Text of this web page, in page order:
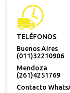
TELÉFONOS
Buenos Aires
(011)32210906
Mendoza
(261)4251769
Contacto